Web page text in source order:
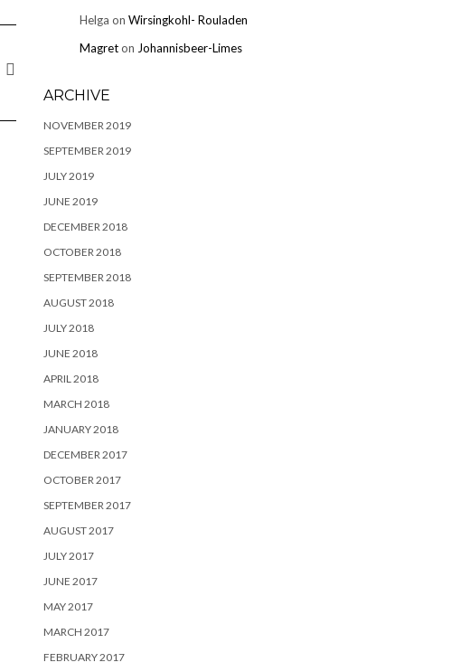
Helga on Wirsingkohl- Rouladen
Magreton Johannisbeer-Limes
ARCHIVE
NOVEMBER 2019
SEPTEMBER 2019
JULY 2019
JUNE 2019
DECEMBER 2018
OCTOBER 2018
SEPTEMBER 2018
AUGUST 2018
JULY 2018
JUNE 2018
APRIL 2018
MARCH 2018
JANUARY 2018
DECEMBER 2017
OCTOBER 2017
SEPTEMBER 2017
AUGUST 2017
JULY 2017
JUNE 2017
MAY 2017
MARCH 2017
FEBRUARY 2017